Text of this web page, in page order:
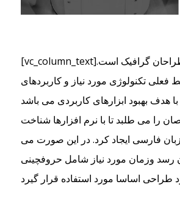
[vc_column_text]لورم ایپسوم متن ساختگی با تولید سادگی نامفهوم از صنعت چاپ و با استفاده از طراحان گرافیک است.
تکنولوژی مورد نیاز و کاربردهای
را می طلبد تا با نرم افزارها شناخت
فارسی ایجاد کرد. در این صورت می
رسد وزمان مورد نیاز شامل حروفچینی